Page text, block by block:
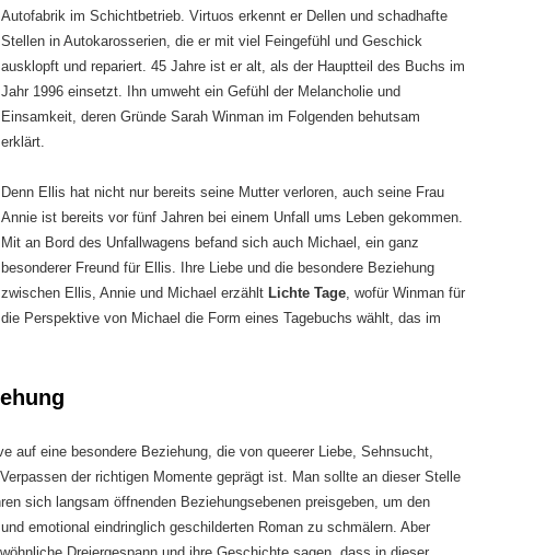
Autofabrik im Schichtbetrieb. Virtuos erkennt er Dellen und schadhafte
Stellen in Autokarosserien, die er mit viel Feingefühl und Geschick
ausklopft und repariert. 45 Jahre ist er alt, als der Hauptteil des Buchs im
Jahr 1996 einsetzt. Ihn umweht ein Gefühl der Melancholie und
Einsamkeit, deren Gründe Sarah Winman im Folgenden behutsam
erklärt.
Denn Ellis hat nicht nur bereits seine Mutter verloren, auch seine Frau
Annie ist bereits vor fünf Jahren bei einem Unfall ums Leben gekommen.
Mit an Bord des Unfallwagens befand sich auch Michael, ein ganz
besonderer Freund für Ellis. Ihre Liebe und die besondere Beziehung
zwischen Ellis, Annie und Michael erzählt Lichte Tage, wofür Winman für
die Perspektive von Michael die Form eines Tagebuchs wählt, das im
auf eine besondere Beziehung, die von queerer Liebe, Sehnsucht,
der richtigen Momente geprägt ist. Man sollte an dieser Stelle
sich langsam öffnenden Beziehungsebenen preisgeben, um den
emotional eindringlich geschilderten Roman zu schmälern. Aber